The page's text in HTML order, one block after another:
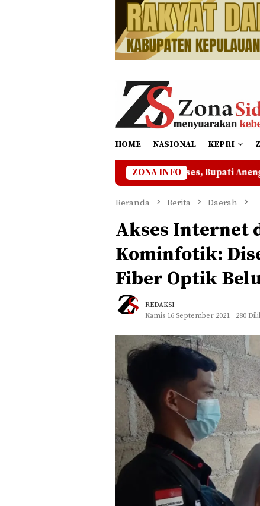
HOME NASIONAL KEPRI
ZONA INFO
Meriah dan Sukses, Bupati Aneng Tutup Turnamen
Beranda Berita Daerah
Akses Internet
Kominfotik:
Fiber Optik
REDAKSI
Kamis 16 September 2021
280